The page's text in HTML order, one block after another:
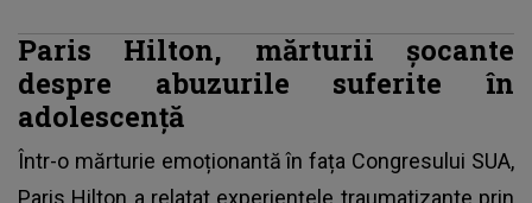
Paris Hilton, mărturii șocante
despre abuzurile suferite în
adolescență
Într-o mărturie emoționantă în fața Congresului SUA,
Paris Hilton a relatat experiențele traumatizante prin